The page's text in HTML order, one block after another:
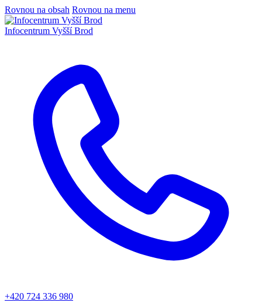
Rovnou na obsah Rovnou na menu
Infocentrum Vyšší Brod
+420 724 336 980